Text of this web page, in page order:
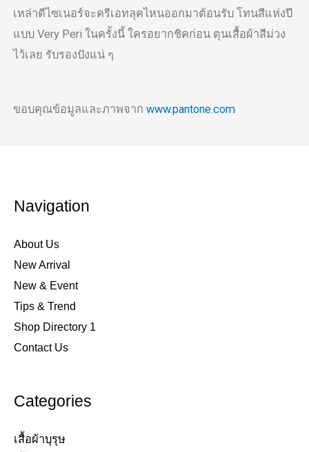
เหล่าดีไซเนอร์จะครีเอทลุคไหนออกมาต้อนรับ โทนสีแห่งปี
แบบ Very Peri ในครั้งนี้ ใครอยากชิคก่อน ตุนเสื้อผ้าสีม่วง
ไว้เลย รับรองปังแน่ ๆ
ขอบคุณข้อมูลและภาพจาก www.pantone.com
Navigation
About Us
New Arrival
New & Event
Tips & Trend
Shop Directory 1
Contact Us
Categories
เสื้อผ้าบุรุษ